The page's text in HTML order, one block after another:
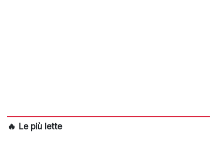
🔥 Le più lette